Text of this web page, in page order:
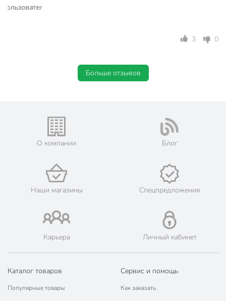
3 0
Больше отзывов
О компании Блог
Наши магазины Спецпредложения
Карьера Личный кабинет
Каталог товаров
Популярные товары
Сервис и помощь
Как заказать